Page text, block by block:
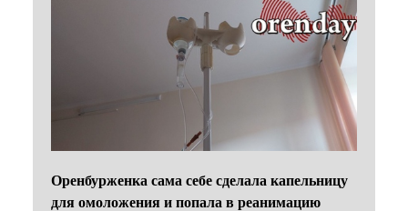
Оренбурженка сама себе сделала капельницу
для омоложения и попала в реанимацию